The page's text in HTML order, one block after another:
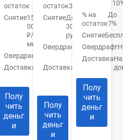
день
остаток
Снятие150
000
₽/
мес
Овердрафт
Доставка
Полу
чить
деньг
и
остаток3,5%
СнятиеДо
30000
руб.
Овердрафт
500000
руб.
Доставка
14
дней
Полу
чить
деньг
и
% на
остаток
До
7%
Снятие
Овердрафт
ДоставкаНа
Полу
чить
деньг
и